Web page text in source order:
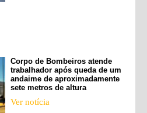
Corpo de Bombeiros atende
trabalhador após queda de um
andaime de aproximadamente
sete metros de altura
Ver notícia